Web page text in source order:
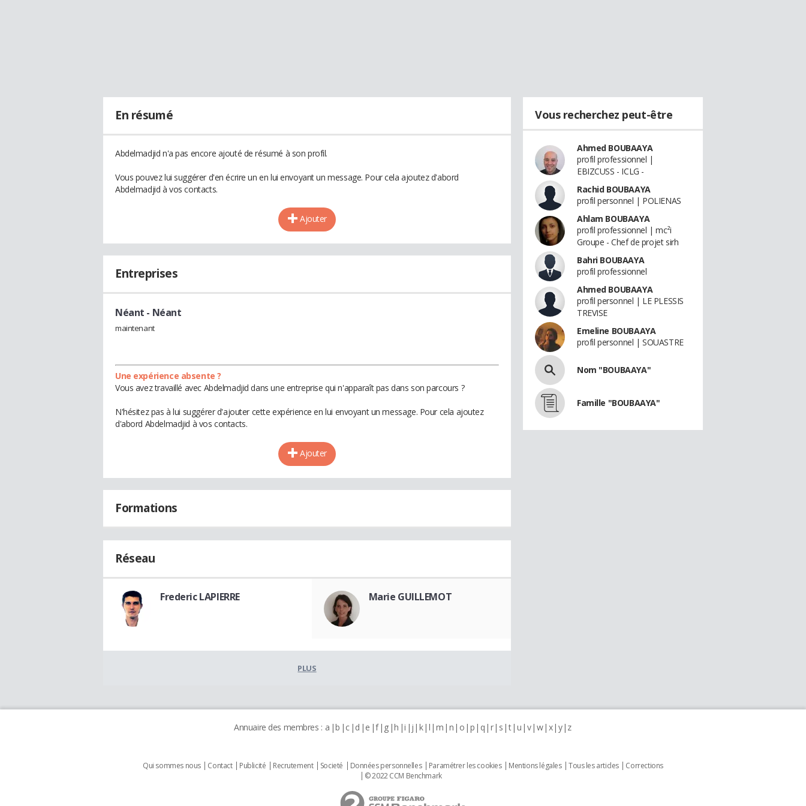
En résumé
Abdelmadjid n'a pas encore ajouté de résumé à son profil.
Vous pouvez lui suggérer d'en écrire un en lui envoyant un message. Pour cela ajoutez d'abord
Abdelmadjid à vos contacts.
Ajouter
Entreprises
Néant - Néant
maintenant
Une expérience absente ?
Vous avez travaillé avec Abdelmadjid dans une entreprise qui n'apparaît pas dans son parcours ?
N'hésitez pas à lui suggérer d'ajouter cette expérience en lui envoyant un message. Pour cela ajoutez
d'abord Abdelmadjid à vos contacts.
Ajouter
Formations
Réseau
Frederic LAPIERRE Marie GUILLEMOT
PLUS
Vous recherchez peut-être
Ahmed BOUBAAYA
profil professionnel |
EBIZCUSS - ICLG -
Rachid BOUBAAYA
profil personnel | POLIENAS
Ahlam BOUBAAYA
profil professionnel | mc²i
Groupe - Chef de projet sirh
Bahri BOUBAAYA
profil professionnel
Ahmed BOUBAAYA
profil personnel | LE PLESSIS
TREVISE
Emeline BOUBAAYA
profil personnel | SOUASTRE
Nom "BOUBAAYA"
Famille "BOUBAAYA"
Annuaire des membres : a b c d e f g h i j k l m n o p q r s t u v w x y z
Qui sommes nous Contact Publicité Recrutement Societé Données personnelles Paramétrer les cookies Mentions légales Tous les articles
Corrections
© 2022 CCM Benchmark